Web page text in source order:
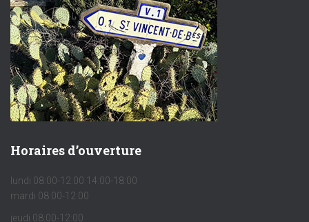
Horaires d’ouverture
lundi 08:00-12:00 14:00-18:00
mardi 08:00-12:00
jeudi 08:00-12:00